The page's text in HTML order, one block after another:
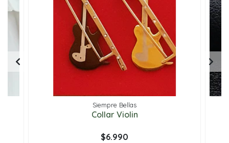
Siempre Bellas
Collar Violin
$6.990